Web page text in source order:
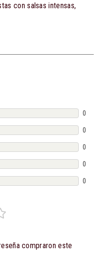
con salsas intensas,
0
0
0
0
0
compraron este